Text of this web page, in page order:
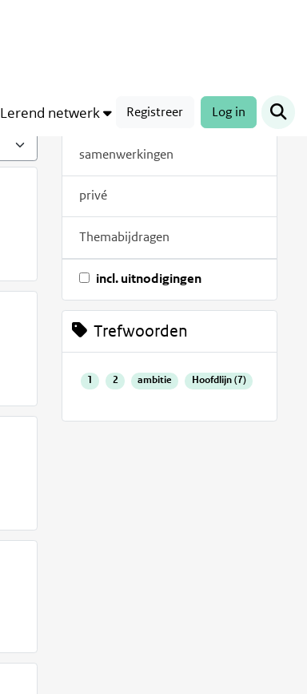
Lerend netwerk Registreer Log in
met document
samenwerkingen
privé
Themabijdragen
incl. uitnodigingen
Trefwoorden
1 2 ambitie Hoofdlijn (7)